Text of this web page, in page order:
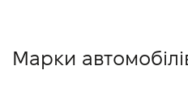
Марки